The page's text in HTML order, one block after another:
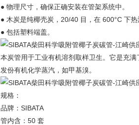
● 物理尺寸，确保正确安装在管架系统中。
● 木炭是纯椰壳炭，20/40 目，在 600°C 下热
● 包括塑料端盖。
本炭管用于工业有机溶剂取样卫生。它是充
发份有机化学蒸汽，如甲基溴。
规格：
品牌：SIBATA
管内含：50 套